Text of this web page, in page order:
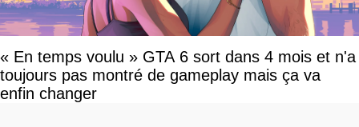
« En temps voulu » GTA 6 sort dans 4 mois et n'a
toujours pas montré de gameplay mais ça va
enfin changer